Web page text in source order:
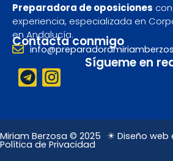
Preparadora de oposiciones
experiencia, especializada en
en Andalucía.
Contacta conmigo
Sígueme en
T
e
e
g
r
I
n
t
a
g
Miriam Berzosa © 2025 ☀ Diseño web
Política de Privacidad